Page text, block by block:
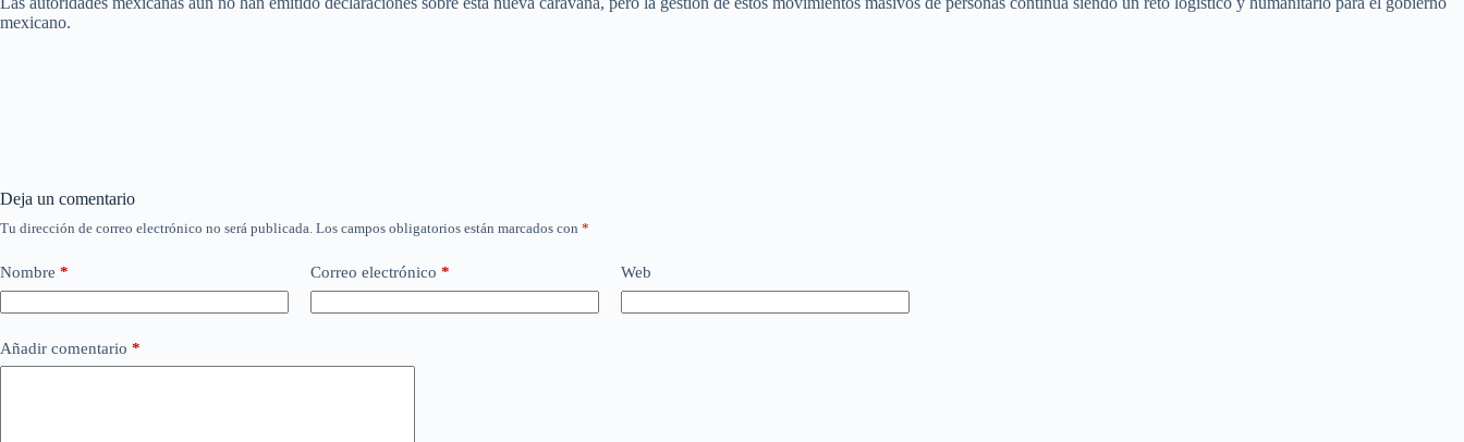
mexicano.
Deja un comentario
Tu dirección de correo electrónico no será publicada. Los campos obligatorios están marcados con *
Nombre * Correo electrónico * Web
Añadir comentario *